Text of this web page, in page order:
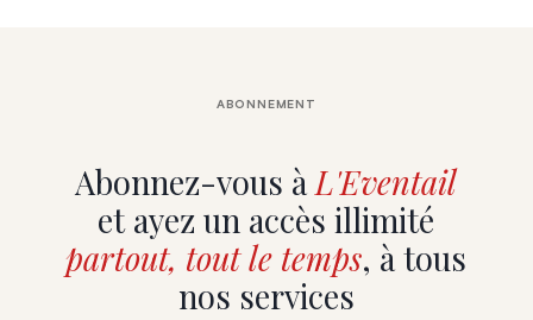
Abonnez-vous àL'Eventail
et ayez un accès illimité
partout, tout le temps, à tous
nos services
ABONNEMENT